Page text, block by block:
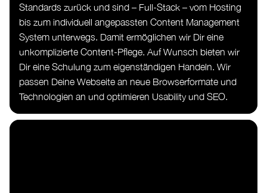
Standards zurück und sind – Full-Stack – vom Hosting
bis zum individuell angepassten Content Management
System unterwegs. Damit ermöglichen wir Dir eine
unkomplizierte Content-Pflege. Auf Wunsch bieten wir
Dir eine Schulung zum eigenständigen Handeln. Wir
passen Deine Webseite an neue Browserformate und
Technologien an und optimieren Usability und SEO.